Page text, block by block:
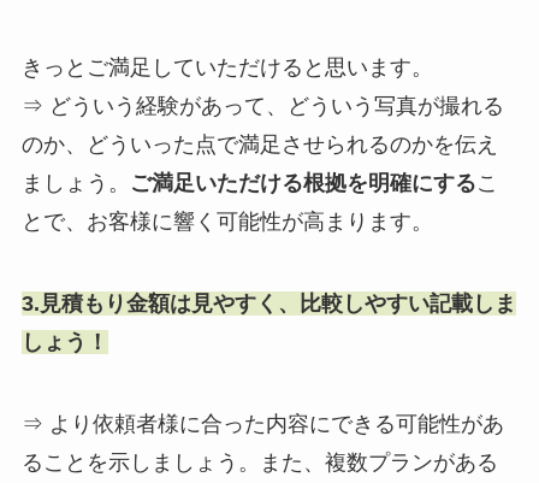
きっとご満足していただけると思います。
⇒ どういう経験があって、どういう写真が撮れる
のか、どういった点で満足させられるのかを伝え
ましょう。
ご満足いただける根拠を明確にするこ
とで、お客様に響く可能性が高まります。
3.見積もり金額は見やすく、比較しやすい記載しま
しょう！
⇒ より依頼者様に合った内容にできる可能性があ
ることを示しましょう。また、複数プランがある